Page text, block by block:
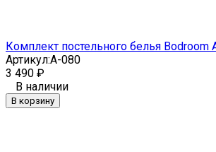
Комплект постельного белья Bodroom
Артикул:A-080
3 490 ₽
В наличии
В корзину